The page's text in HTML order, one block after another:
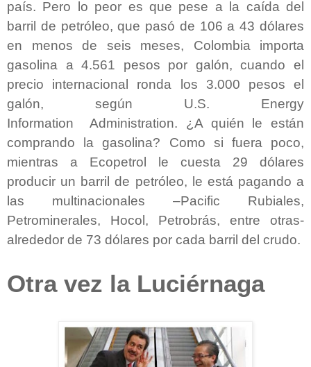
país. Pero lo peor es que pese a la caída del
barril de petróleo, que pasó de 106 a 43 dólares
en menos de seis meses, Colombia importa
gasolina a 4.561 pesos por galón, cuando el
precio internacional ronda los 3.000 pesos el
galón, según U.S. Energy
Information Administration. ¿A quién le están
comprando la gasolina? Como si fuera poco,
mientras a Ecopetrol le cuesta 29 dólares
producir un barril de petróleo, le está pagando a
las multinacionales –Pacific Rubiales,
Petrominerales, Hocol, Petrobrás, entre otras-
alrededor de 73 dólares por cada barril del crudo.
Otra vez la Luciérnaga